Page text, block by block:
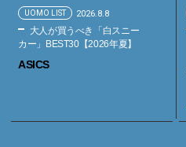
UOMO LIST 2026.8.8
大人が買うべき「白スニー
カー」BEST30【2026年夏】
ASICS